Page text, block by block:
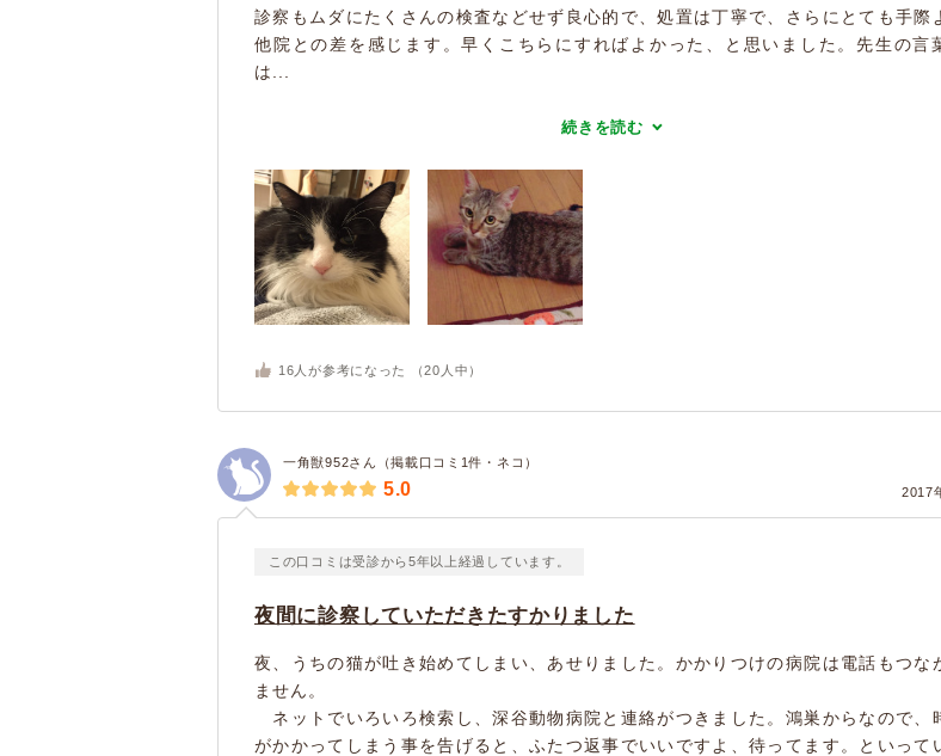
診察もムダにたくさんの検査などせず良心的で、処置は丁寧で、さらにとても手際
他院との差を感じます。早くこちらにすればよかった、と思いました。先生の言
は...
続きを読む
16 人が参考になった （20 人中）
一角獣952さん（掲載口コミ1件・ネコ）
2017
5.0
この口コミは受診から5年以上経過しています。
夜間に診察していただきたすかりました
夜、うちの猫が吐き始めてしまい、あせりました。かかりつけの病院は電話もつな
ません。
ネットでいろいろ検索し、深谷動物病院と連絡がつきました。鴻巣からなので、
がかかってしまう事を告げると、ふたつ返事でいいですよ、待ってます。といって